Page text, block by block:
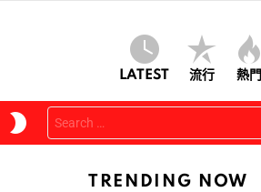
LATEST 流行 熱門
SKIN
Search
for:
TRENDING NOW